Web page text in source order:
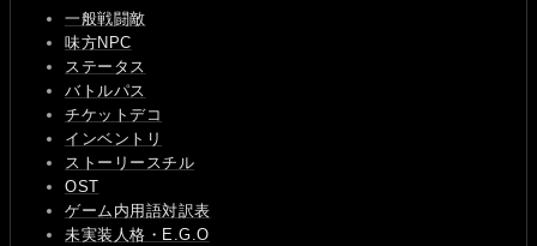
一般戦闘敵
味方NPC
ステータス
バトルパス
チケットデコ
インベントリ
ストーリースチル
OST
ゲーム内用語対訳表
未実装人格・E.G.O